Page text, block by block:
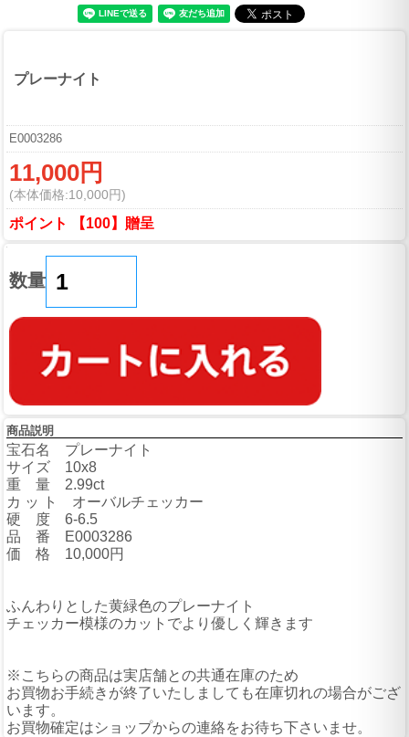
プレーナイト
E0003286
11,000円
(本体価格:10,000円)
ポイント 【100】贈呈
数量
商品説明
宝石名 プレーナイト
サイズ 10x8
重 量 2.99ct
カ ッ ト オーバルチェッカー
硬 度 6-6.5
品 番 E0003286
価 格 10,000円
ふんわりとした黄緑色のプレーナイト
チェッカー模様のカットでより優しく輝きます
※こちらの商品は実店舗との共通在庫のため
お買物お手続きが終了いたしましても在庫切れの場合がござ
います。
お買物確定はショップからの連絡をお待ち下さいませ。